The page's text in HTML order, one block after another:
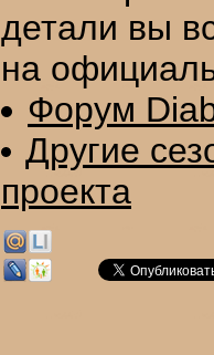
детали вы
на
Форум
Другие
проекта